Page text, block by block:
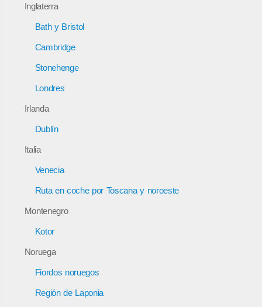
Inglaterra
Bath y Bristol
Cambridge
Stonehenge
Londres
Irlanda
Dublín
Italia
Venecia
Ruta en coche por Toscana y noroeste
Montenegro
Kotor
Noruega
Fiordos noruegos
Región de Laponia